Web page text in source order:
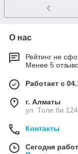
О нас
Рейтинг не
Менее 5
Работает с
г. Алматы
ул. Толе би
Контакты
Сегодня